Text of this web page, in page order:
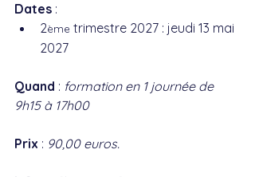
Dates :
2ème trimestre 2027 : jeudi 13 mai
2027
Quand : formation en 1 journée de
9h15 à 17h00
Prix : 90,00 euros.